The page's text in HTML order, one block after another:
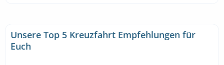
Unsere Top 5 Kreuzfahrt Empfehlungen für
Euch